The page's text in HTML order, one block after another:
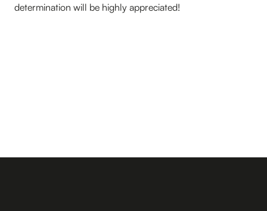
determination will be highly appreciated!